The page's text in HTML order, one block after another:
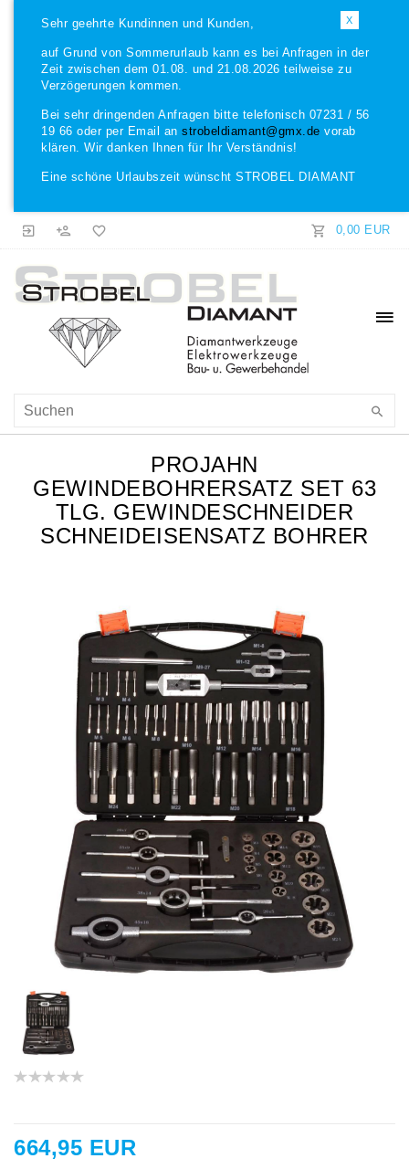
X
Sehr geehrte Kundinnen und Kunden,
auf Grund von Sommerurlaub kann es bei Anfragen in der
Zeit zwischen dem 01.08. und 21.08.2026 teilweise zu
Verzögerungen kommen.
Bei sehr dringenden Anfragen bitte telefonisch 07231 / 56
19 66 oder per Email an strobeldiamant@gmx.de vorab
klären. Wir danken Ihnen für Ihr Verständnis!
Eine schöne Urlaubszeit wünscht STROBEL DIAMANT
0,00 EUR
PROJAHN
GEWINDEBOHRERSATZ SET 63
TLG. GEWINDESCHNEIDER
SCHNEIDEISENSATZ BOHRER
664,95 EUR